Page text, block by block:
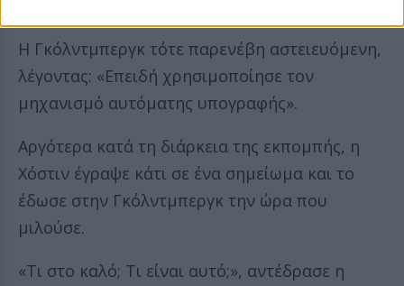
Η Γκόλντμπεργκ τότε παρενέβη αστειευόμενη,
λέγοντας: «Επειδή χρησιμοποίησε τον
μηχανισμό αυτόματης υπογραφής».
Αργότερα κατά τη διάρκεια της εκπομπής, η
Χόστιν έγραψε κάτι σε ένα σημείωμα και το
έδωσε στην Γκόλντμπεργκ την ώρα που
μιλούσε.
«Τι στο καλό; Τι είναι αυτό;», αντέδρασε η